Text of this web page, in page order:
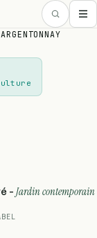
ARGENTONNAY
- Jardin contemporain